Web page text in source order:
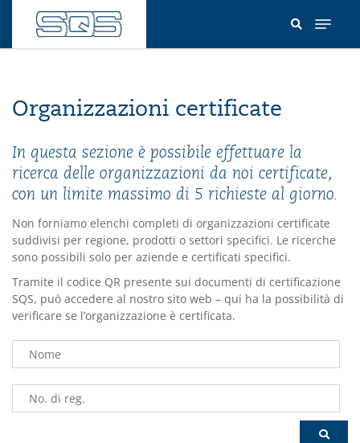
contenuto
Organizzazioni certificate
In questa sezione è possibile effettuare la
ricerca delle organizzazioni da noi certificate,
con un limite massimo di 5 richieste al giorno.
Non forniamo elenchi completi di organizzazioni certificate
suddivisi per regione, prodotti o settori specifici. Le ricerche
sono possibili solo per aziende e certificati specifici.
Tramite il codice QR presente sui documenti di certificazione
SQS, può accedere al nostro sito web – qui ha la possibilità di
verificare se l’organizzazione è certificata.